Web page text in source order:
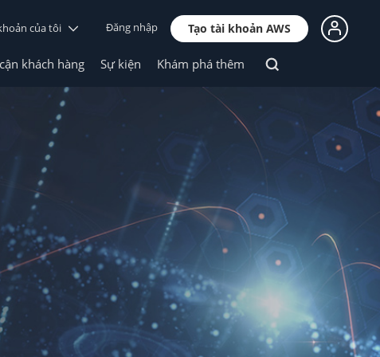
của tôi Đăng nhập Tạo tài khoản AWS
khách hàng Sự kiện Khám phá thêm